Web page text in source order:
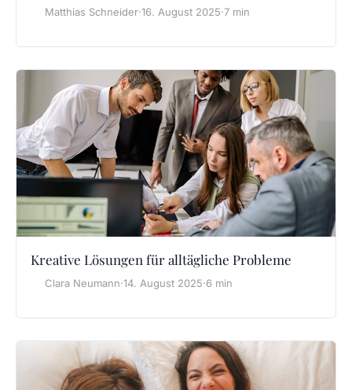
Matthias Schneider·16. August 2025·7 min
Kreative Lösungen für alltägliche Probleme
Clara Neumann·14. August 2025·6 min